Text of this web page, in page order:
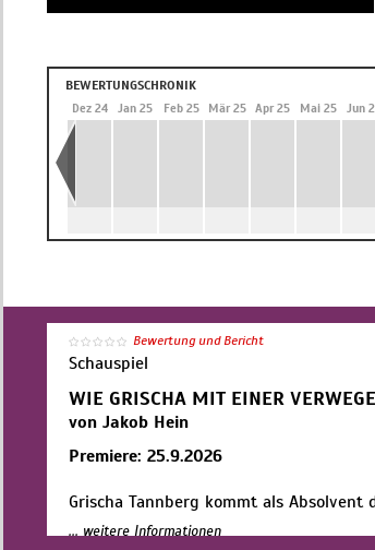
BEWERTUNGSCHRONIK
Dez 24 Jan 25 Feb 25 Mär 25 Apr 25 Mai 25 Jun
Bewertung und Bericht
Schauspiel
WIE GRISCHA MIT EINER
von Jakob Hein
Premiere: 25.9.2026
Grischa Tannberg kommt als Absolvent
ausgebildet nach Berlin, um seine
... weitere Informationen